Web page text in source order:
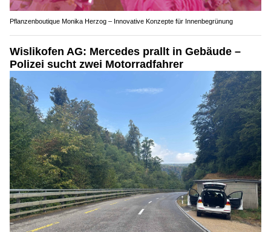
Pflanzenboutique Monika Herzog – Innovative Konzepte für Innenbegrünung
Wislikofen AG: Mercedes prallt in Gebäude –
Polizei sucht zwei Motorradfahrer